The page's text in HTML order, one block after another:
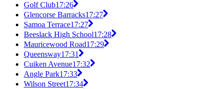
Golf Club17:26
Glencorse Barracks17:27
Samoa Terrace17:27
Beeslack High School17:28
Mauricewood Road17:29
Queensway17:31
Cuiken Avenue17:32
Angle Park17:33
Wilson Street17:34